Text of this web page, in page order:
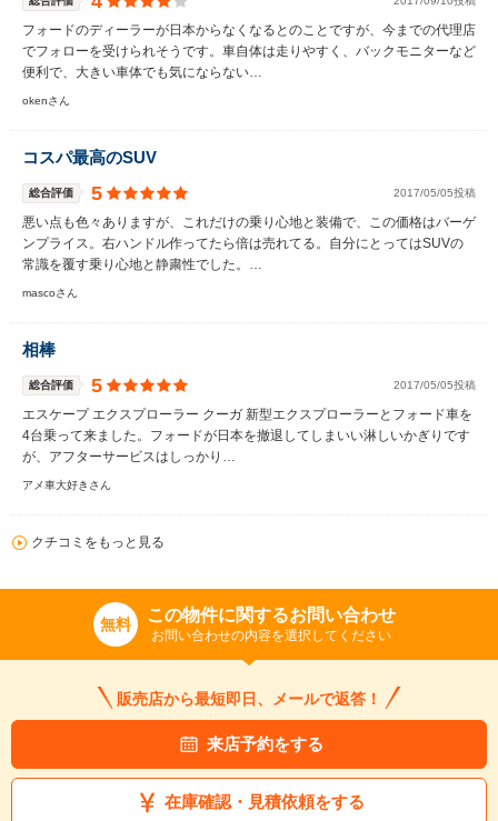
フォードのディーラーが日本からなくなるとのことですが、今までの代理店
でフォローを受けられそうです。車自体は走りやすく、バックモニターなど
便利で、大きい車体でも気にならない…
okenさん
コスパ最高のSUV
総合評価 5 2017/05/05投稿
悪い点も色々ありますが、これだけの乗り心地と装備で、この価格はバーゲ
ンプライス。右ハンドル作ってたら倍は売れてる。自分にとってはSUVの
常識を覆す乗り心地と静粛性でした。…
mascoさん
相棒
総合評価 5 2017/05/05投稿
エスケープ エクスプローラー クーガ 新型エクスプローラーとフォード車を
4台乗って来ました。フォードが日本を撤退してしまいい淋しいかぎりです
が、アフターサービスはしっかり…
アメ車大好きさん
クチコミをもっと見る
無料 この物件に関するお問い合わせ
お問い合わせの内容を選択してください
販売店から最短即日、メールで返答！
来店予約をする
在庫確認・見積依頼をする